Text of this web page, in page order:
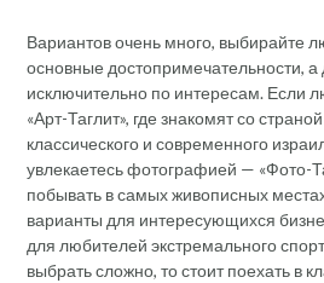
Вариантов очень много, выбирайте
основные достопримечательности,
исключительно по интересам. Если
«Арт-Таглит», где знакомят со
классического и современного
увлекаетесь фотографией — «Фото-
побывать в самых живописных
варианты для интересующихся
для любителей экстремального
выбрать сложно, то стоит поехать в